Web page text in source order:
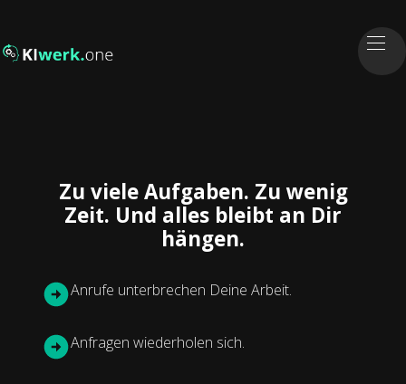
Zu viele Aufgaben. Zu wenig
Zeit. Und alles bleibt an Dir
hängen.
Anrufe unterbrechen Deine Arbeit.
Anfragen wiederholen sich.